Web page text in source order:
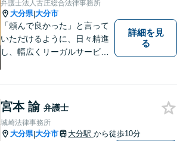
弁護士法人古庄総合法律事務所
大分県|大分市
「頼んで良かった」と言って
いただけるように、日々精進
し、幅広くリーガルサービス
詳細を見
る
宮本 諭 弁護士
城崎法律事務所
大分県|大分市 大分駅 から徒歩10分